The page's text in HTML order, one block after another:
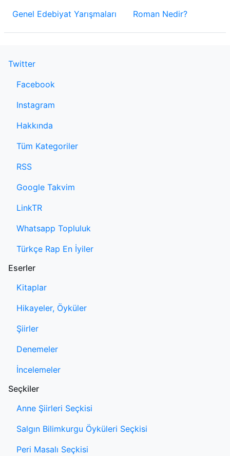
Genel Edebiyat Yarışmaları
Roman Nedir?
Twitter
Facebook
Instagram
Hakkında
Tüm Kategoriler
RSS
Google Takvim
LinkTR
Whatsapp Topluluk
Türkçe Rap En İyiler
Eserler
Kitaplar
Hikayeler, Öyküler
Şiirler
Denemeler
İncelemeler
Seçkiler
Anne Şiirleri Seçkisi
Salgın Bilimkurgu Öyküleri Seçkisi
Peri Masalı Seçkisi